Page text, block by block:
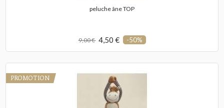
peluche âne TOP
9,00 € 4,50 € -50%
PROMOTION